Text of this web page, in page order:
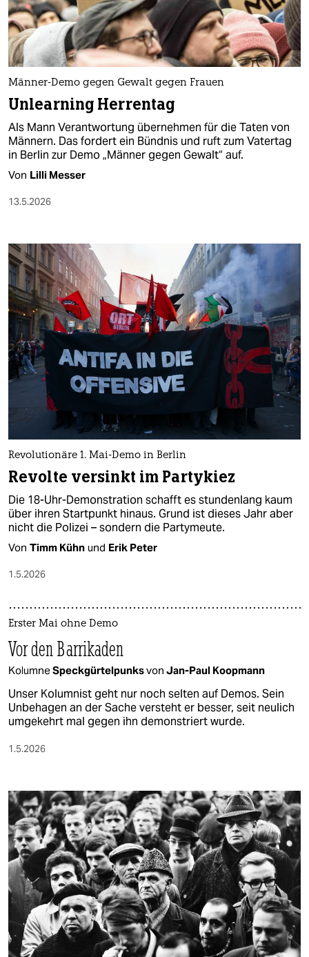
nord
wahrheit
verlag
verlag
veranstaltungen
shop
fragen & hilfe
abo
genossenschaft
epaper login
Männer-Demo gegen Gewalt gegen Frauen
Unlearning Herrentag
Als Mann Verantwortung übernehmen für die Taten von
Männern. Das fordert ein Bündnis und ruft zum Vatertag
in Berlin zur Demo „Männer gegen Gewalt“ auf.
Von Lilli Messer
13.5.2026
Revolutionäre 1. Mai-Demo in Berlin
Revolte versinkt im Partykiez
Die 18-Uhr-Demonstration schafft es stundenlang kaum
über ihren Startpunkt hinaus. Grund ist dieses Jahr aber
nicht die Polizei – sondern die Partymeute.
Von Timm Kühn und Erik Peter
1.5.2026
Erster Mai ohne Demo
Vor den Barrikaden
KolumneSpeckgürtelpunksvon Jan-Paul Koopmann
Unser Kolumnist geht nur noch selten auf Demos. Sein
Unbehagen an der Sache versteht er besser, seit neulich
umgekehrt mal gegen ihn demonstriert wurde.
1.5.2026